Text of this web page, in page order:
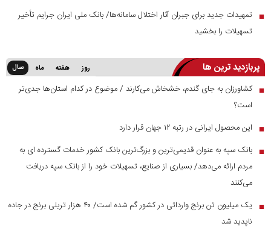
■
تمهیدات جدید برای جبران آثار اختلال سامانه‌ها/ بانک ملی ایران جرایم تأخیر
تسهیلات را بخشید
پربازدید ترین ها روز هفته ماه سال
■ کشاورزان به جای گندم، خشخاش می‌کارند / موضوع در کدام استان‌ها جدی‌تر
است؟
■ این محصول ایرانی در رتبه ۱۲ جهان قرار دارد
■ بانک سپه به عنوان قدیمی‌ترین و بزرگ‌ترین بانک کشور خدمات گسترده ای به
مردم ارائه می‌دهد/ بسیاری از صنایع، تسهیلات خود را از بانک سپه دریافت
می‌کنند
■
یک میلیون تن برنج وارداتی در کشور گم شده است/ ۴۰ هزار تریلی برنج در جاده
ناپدید شد